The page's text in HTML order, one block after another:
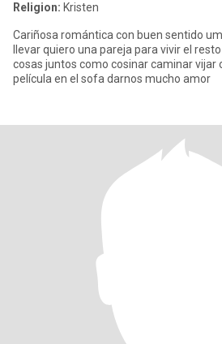
Religion: Kristen
Cariñosa romántica con buen sentido
llevar quiero una pareja para vivir el resto de mi vida con el acer
cosas juntos como cosinar caminar vijar o
película en el sofa darnos mucho amor